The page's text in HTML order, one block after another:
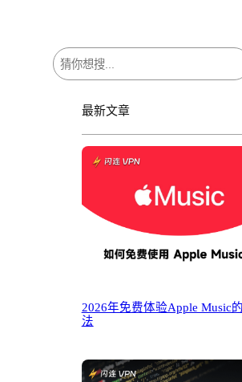
搜
索
最新文章
2026年免费体验Apple Music
法